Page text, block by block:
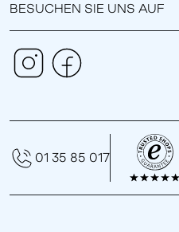
BESUCHEN SIE UNS AUF
01 35 85 017